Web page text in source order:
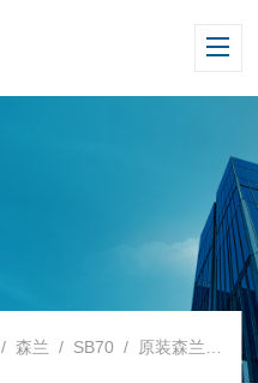
/森兰 / SB70 / 原装森兰变频器SB70G250T4